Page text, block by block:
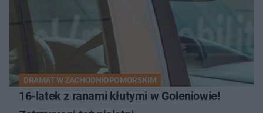
DRAMAT W ZACHODNIOPOMORSKIM
16-latek z ranami kłutymi w Goleniowie!